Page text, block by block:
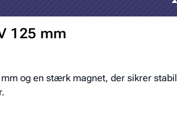
125 mm
og en stærk magnet, der sikrer stabil